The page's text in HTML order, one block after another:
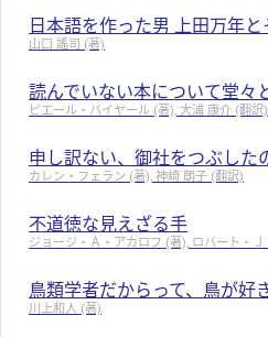
日本語を作った男 上田万年
山口 謠司 (著)
読んでいない本について堂々
ピエール・バイヤール (著), 大浦 康介 (翻訳)
申し訳ない、御社をつぶした
カレン・フェラン (著), 神崎 朗子 (翻訳)
不道徳な見えざる手
ジョージ・Ａ・アカロフ (著), ロバート・
鳥類学者だからって、鳥が好
川上和人 (著)